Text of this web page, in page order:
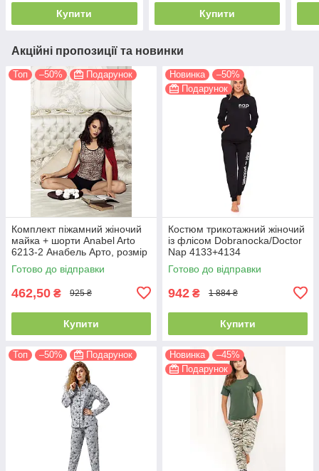
Купити Купити
Акційні пропозиції та новинки
Топ –50% Подарунок
Комплект піжамний жіночий
майка + шорти Anabel Arto
6213-2 Анабель Арто, розмір
42
Готово до відправки
462,50 ₴ 925 ₴
Купити
Новинка
–50%
Подарунок
Костюм трикотажний жіночий
із флісом Dobranocka/Doctor
Nap 4133+4134
Готово до відправки
942 ₴ 1 884 ₴
Купити
Топ –50% Подарунок Новинка
–45%
Подарунок